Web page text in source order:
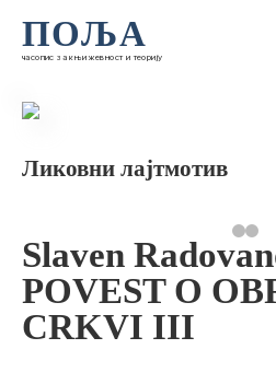
ПОЉА
часопис за књижевност и теорију
Ликовни лајтмотив
Slaven
POVEST O
CRKVI III